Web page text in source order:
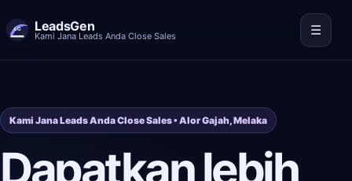
LeadsGen
Kami Jana Leads Anda Close Sales ☰
Kami Jana Leads Anda Close Sales • Alor Gajah, Melaka
Dapatkan lebih